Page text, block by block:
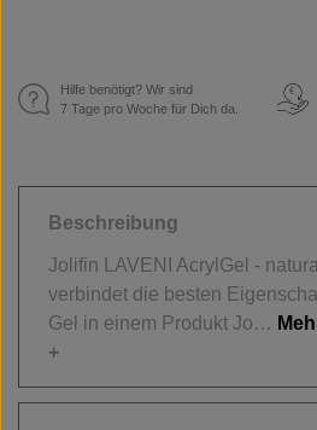
Hilfe benötigt? Wir sind
7 Tage pro Woche für Dich da.
€
Beschreibung
Jolifin LAVENI AcrylGel -
verbindet die besten
Gel in einem Produkt Jo…